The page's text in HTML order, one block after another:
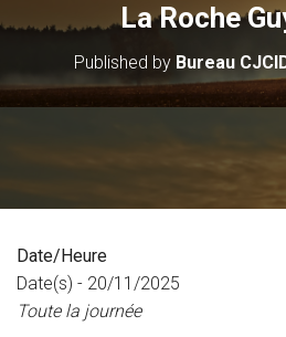
La Roche
Published by Bureau
Date/Heure
Date(s) - 20/11/2025
Toute la journée